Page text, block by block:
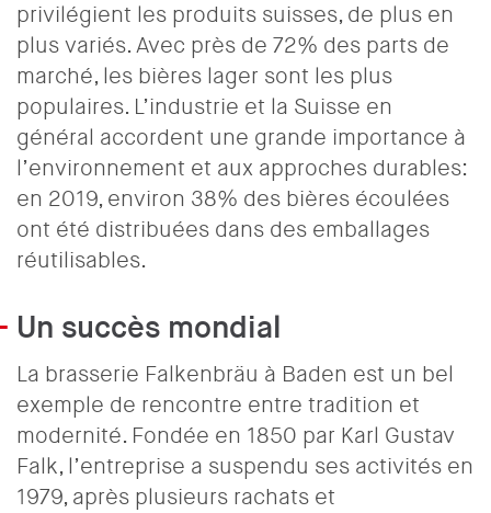
privilégient les produits suisses, de plus en
plus variés. Avec près de 72% des parts de
marché, les bières lager sont les plus
populaires. L’industrie et la Suisse en
général accordent une grande importance à
l’environnement et aux approches durables:
en 2019, environ 38% des bières écoulées
ont été distribuées dans des emballages
réutilisables.
Un succès mondial
La brasserie Falkenbräu à Baden est un bel
exemple de rencontre entre tradition et
modernité. Fondée en 1850 par Karl Gustav
Falk, l’entreprise a suspendu ses activités en
1979, après plusieurs rachats et